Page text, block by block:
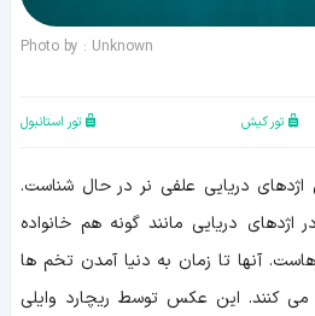
Photo by : Unknown
تور کیش تور استانبول
اژدهای دریایی علفی نر در حال شناست.
دریایی مانند گونه هم خانواده
آنها تا زمان به دنیا آمدن تخم ها
می کنند. این عکس توسط ریچارد وایلی